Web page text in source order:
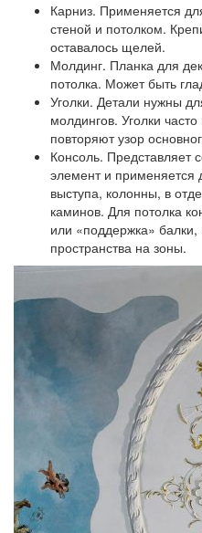
Карниз. Применяется
стеной и потолком.
оставалось щелей.
Молдинг. Планка для
потолка. Может быть
Уголки. Детали нужны
молдингов. Уголки
повторяют узор
Консоль. Представляет
элемент и применяется
выступа, колонны, в
каминов. Для потолка
или «поддержка» балки,
пространства на зоны.